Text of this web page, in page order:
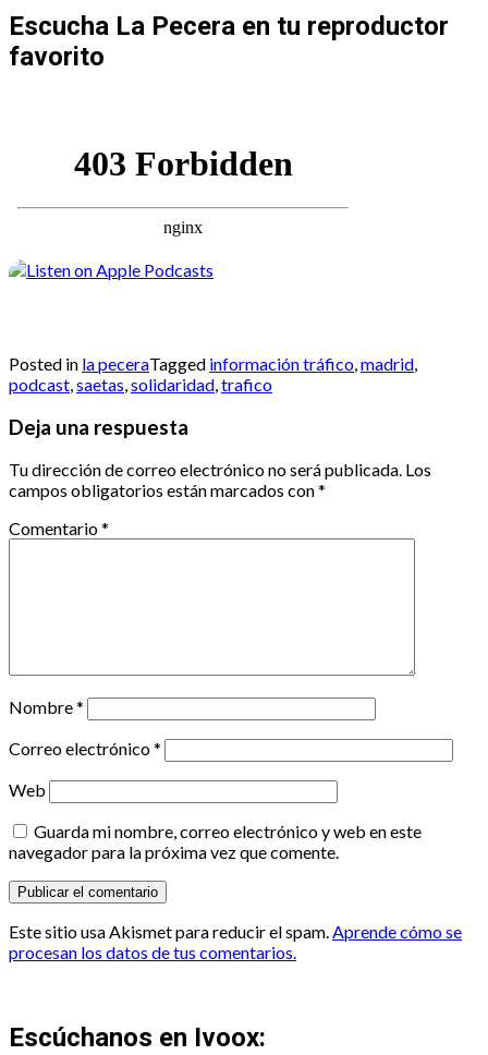
Escucha La Pecera en tu reproductor
favorito
Posted in la peceraTagged información tráfico,madrid,
podcast,saetas,solidaridad,trafico
Deja una respuesta
Tu dirección de correo electrónico no será publicada. Los
campos obligatorios están marcados con*
Comentario*
Nombre*
Correo electrónico*
Web
Guarda mi nombre, correo electrónico y web en este
navegador para la próxima vez que comente.
Este sitio usa Akismet para reducir el spam.Aprende cómo se
procesan los datos de tus comentarios.
Escúchanos en Ivoox: